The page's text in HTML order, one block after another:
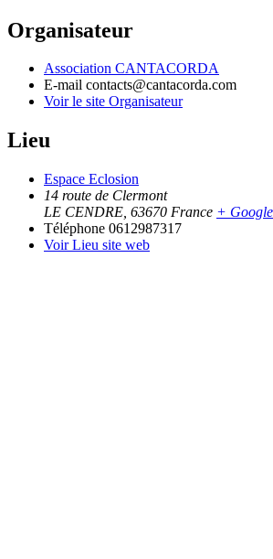
Organisateur
Association CANTACORDA
E-mail contacts@cantacorda.com
Voir le site Organisateur
Lieu
Espace Eclosion
14 route de Clermont
LE CENDRE 63670 France +
Téléphone 0612987317
Voir Lieu site web